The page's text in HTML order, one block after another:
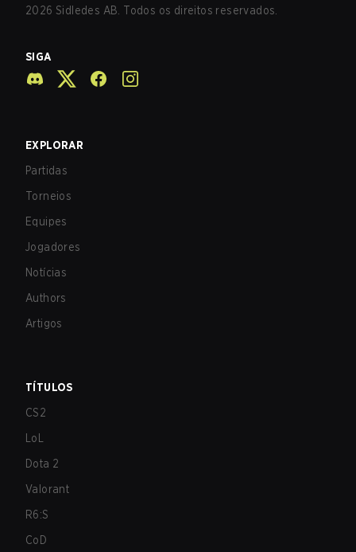
2026 Sidledes AB. Todos os direitos reservados.
SIGA
EXPLORAR
Partidas
Torneios
Equipes
Jogadores
Notícias
Authors
Artigos
TÍTULOS
CS2
LoL
Dota 2
Valorant
R6:S
CoD